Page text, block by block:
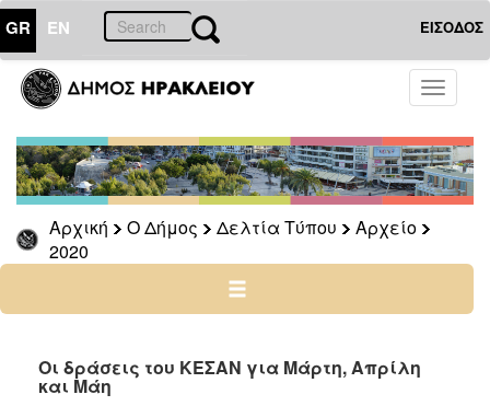
GR EN ΕΙΣΟΔΟΣ
Toggle
Αρχική Ο Δήμος Δελτία Τύπου
Αρχείο
2020
ΔΗΜΟΣ
Δελτία
Τύπου
Αρχείο
2026
2025
2022
2021
Οι δράσεις του ΚΕΣΑΝ για Μάρτη, Απρίλη
και Μάη